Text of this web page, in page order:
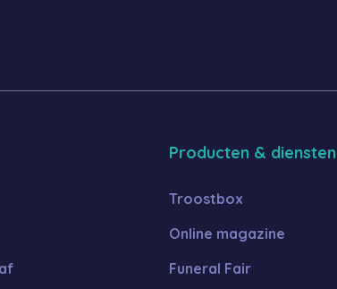
Producten & diensten
Troostbox
Online magazine
Funeral Fair